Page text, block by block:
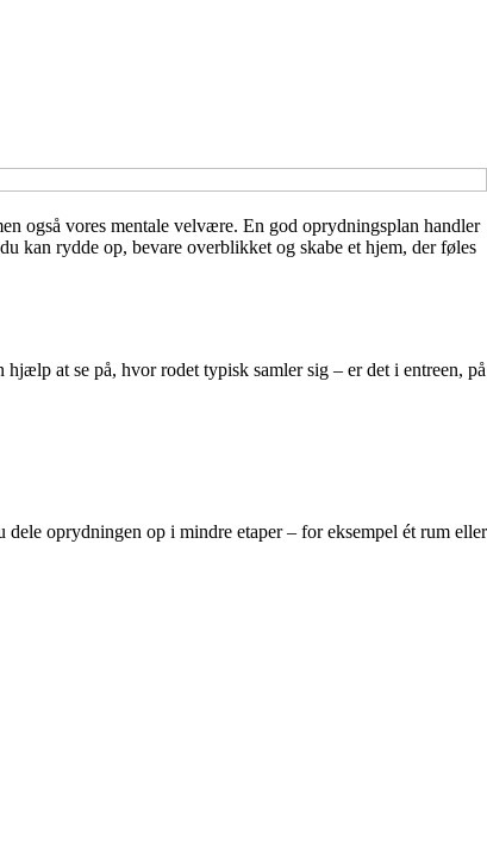
også vores mentale velvære. En god oprydningsplan handler
kan rydde op, bevare overblikket og skabe et hjem, der føles
at se på, hvor rodet typisk samler sig – er det i entreen, på
oprydningen op i mindre etaper – for eksempel ét rum eller